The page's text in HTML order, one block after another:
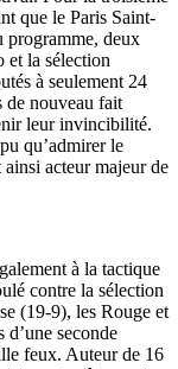
que le Paris Saint-
programme, deux
et la sélection
à seulement 24
de nouveau fait
leur invincibilité.
qu’admirer le
acteur majeur de
à la tactique
contre la sélection
(19-9), les Rouge et
d’une seconde
feux. Auteur de 16